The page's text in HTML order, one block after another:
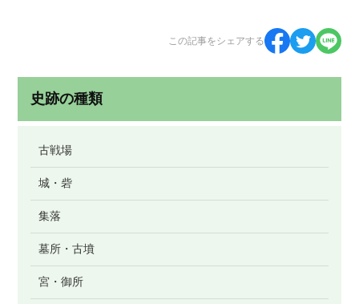
この記事をシェアする
史跡の種類
古戦場
城・砦
集落
墓所・古墳
宮・御所